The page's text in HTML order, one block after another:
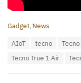
C
Gadget, News
AIoT tecno
Tecno True 1 Air